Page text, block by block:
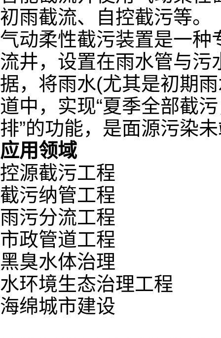
初雨截流、自控截污等。
气动柔性截污装置是一种
流井，设置在雨水管与污
据，将雨水(尤其是初期
道中，实现“夏季全部截
排”的功能，是面源污染
应用领域
控源截污工程
截污纳管工程
雨污分流工程
市政管道工程
黑臭水体治理
水环境生态治理工程
海绵城市建设